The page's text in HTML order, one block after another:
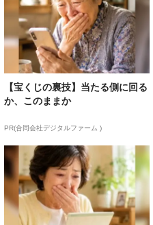
【宝くじの裏技】当たる側に回る
か、このままか
PR(合同会社デジタルファーム )